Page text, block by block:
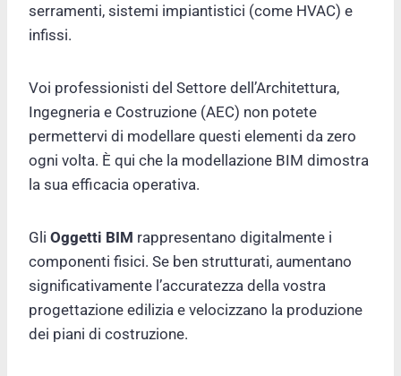
serramenti, sistemi impiantistici (come HVAC) e
infissi.
Voi professionisti del Settore dell’Architettura,
Ingegneria e Costruzione (AEC) non potete
permettervi di modellare questi elementi da zero
ogni volta. È qui che la modellazione BIM dimostra
la sua efficacia operativa.
Gli Oggetti BIM rappresentano digitalmente i
componenti fisici. Se ben strutturati, aumentano
significativamente l’accuratezza della vostra
progettazione edilizia e velocizzano la produzione
dei piani di costruzione.